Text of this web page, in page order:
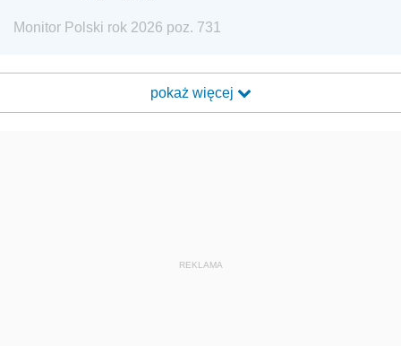
Monitor Polski rok 2026 poz. 731
pokaż więcej
REKLAMA